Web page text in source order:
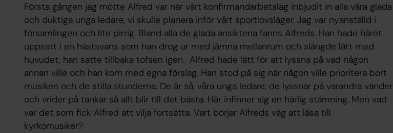
Första gången jag mötte Alfred var när vårt konfirmandarbetslag inbjudit in alla våra glada
och duktiga unga ledare, vi skulle planera inför vårt sportlovsläger. Jag var nyanställd i
församlingen och lite pirrig. Bland alla de glada ansiktena fanns Alfreds. Han hade håret
uppsatt i en hästsvans som han drog ur med jämna mellanrum och slängde lätt med
huvudet, han satte tillbaka tofsen igen. Alfred hade lätt för att lyssna på vad någon
annan ville och han kom med egna förslag. Han stod på sig när någon ville prioritera bort
musiken och de stilla stunderna. De är så, våra unga ledare, de lyssnar på varandra vänder
och vrider på tankar så allt blir till det bästa. Här infinner sig en härlig stämning. Men vad
var det som fick Alfred att vilja fortsätta. Vart börjar Alfreds väg att läsa till
kyrkomusiker?